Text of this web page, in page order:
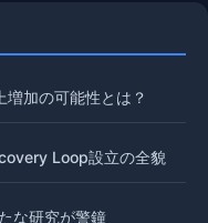
加の可能性とは？
Loop設立の全貌
な研究が警鐘